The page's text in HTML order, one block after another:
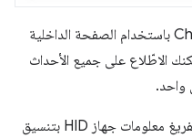
الاطّلاع على جميع الأحداث
لتفريغ معلومات جهاز HID بتنسيق